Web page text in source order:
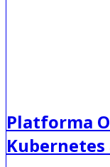
Platforma
Kubernetes